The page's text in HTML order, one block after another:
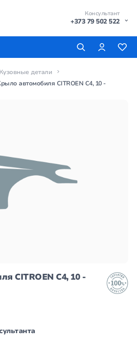
Консультант
+373 79 502 522
Кузовные детали
автомобиля CITROEN C4, 10 -
CITROEN C4, 10 -